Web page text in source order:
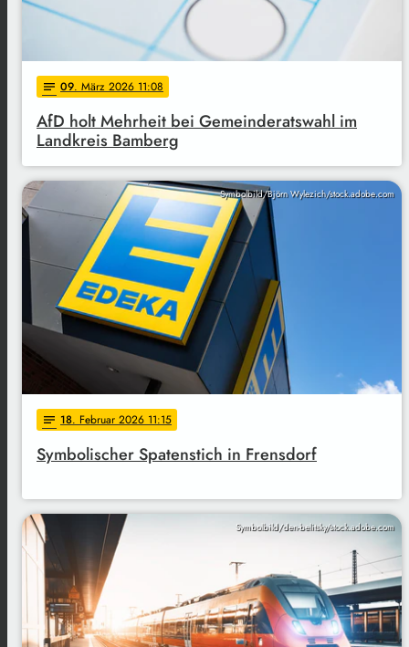
notes 09. März 2026 11:08
AfD holt Mehrheit bei Gemeinderatswahl im
Landkreis Bamberg
Symbolbild/Björn Wylezich/stock.adobe.com
notes 18. Februar 2026 11:15
Symbolischer Spatenstich in Frensdorf
Symbolbild/den-belitsky/stock.adobe.com